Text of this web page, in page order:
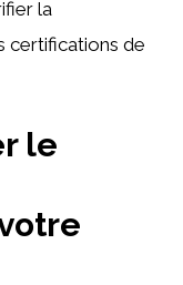
la
certifications de
le